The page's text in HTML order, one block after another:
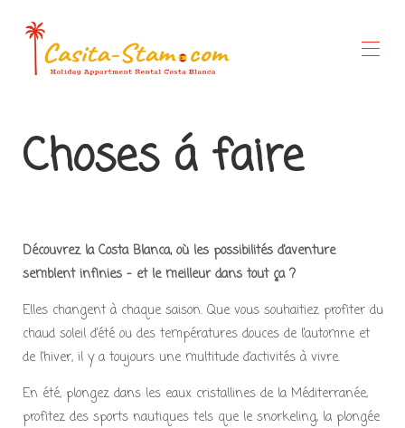
Aperçu
Galerie
À propos de nous
Choses à faire
Choses á faire
Découvrez la Costa Blanca, où les possibilités d’aventure
semblent infinies – et le meilleur dans tout ça ?
Elles changent à chaque saison. Que vous souhaitiez profiter du
chaud soleil d’été ou des températures douces de l’automne et
de l’hiver, il y a toujours une multitude d’activités à vivre.
En été, plongez dans les eaux cristallines de la Méditerranée,
profitez des sports nautiques tels que le snorkeling, la plongée